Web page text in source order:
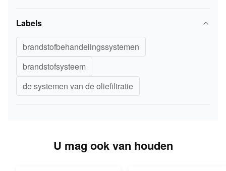
Labels
brandstofbehandelingssystemen
brandstofsysteem
de systemen van de oliefiltratie
U mag ook van houden